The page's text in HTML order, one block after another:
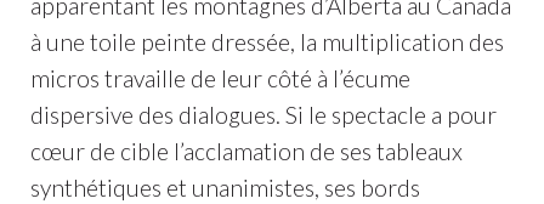
apparentant les montagnes d’Alberta au Canada
à une toile peinte dressée, la multiplication des
micros travaille de leur côté à l’écume
dispersive des dialogues. Si le spectacle a pour
cœur de cible l’acclamation de ses tableaux
synthétiques et unanimistes, ses bords